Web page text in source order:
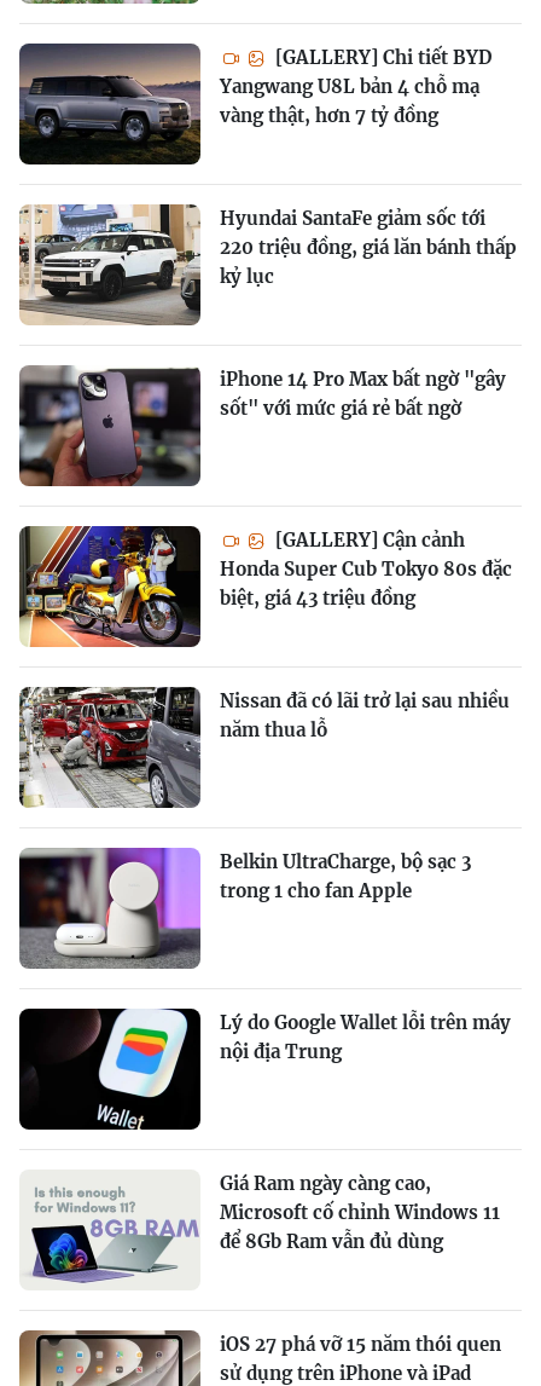
[GALLERY] Chi tiết BYD
Yangwang U8L bản 4 chỗ mạ
vàng thật, hơn 7 tỷ đồng
Hyundai SantaFe giảm sốc tới
220 triệu đồng, giá lăn bánh thấp
kỷ lục
iPhone 14 Pro Max bất ngờ "gây
sốt" với mức giá rẻ bất ngờ
[GALLERY] Cận cảnh
Honda Super Cub Tokyo 80s đặc
biệt, giá 43 triệu đồng
Nissan đã có lãi trở lại sau nhiều
năm thua lỗ
Belkin UltraCharge, bộ sạc 3
trong 1 cho fan Apple
Lý do Google Wallet lỗi trên máy
nội địa Trung
Giá Ram ngày càng cao,
Microsoft cố chỉnh Windows 11
để 8Gb Ram vẫn đủ dùng
iOS 27 phá vỡ 15 năm thói quen
sử dụng trên iPhone và iPad